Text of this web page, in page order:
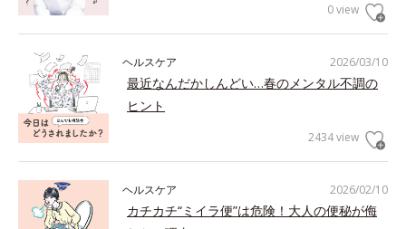
0 view
2026/03/10
ヘルスケア
最近なんだかしんどい…春のメンタル不調の
ヒント
2434 view
2026/02/10
ヘルスケア
カチカチ“ミイラ便”は危険！大人の便秘が侮